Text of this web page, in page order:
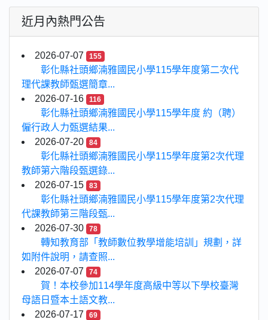
近月內熱門公告
2026-07-07 155
彰化縣社頭鄉湳雅國民小學115學年度第二次代
理代課教師甄選簡章...
2026-07-16
116
彰化縣社頭鄉湳雅國民小學115學年度 約（聘）
僱行政人力甄選結果...
2026-07-20
84
彰化縣社頭鄉湳雅國民小學115學年度第2次代理
教師第六階段甄選錄...
2026-07-15
83
彰化縣社頭鄉湳雅國民小學115學年度第2次代理
代課教師第三階段甄...
2026-07-30
78
轉知教育部「教師數位教學增能培訓」規劃，詳
如附件說明，請查照...
2026-07-07
74
賀！本校參加114學年度高級中等以下學校臺灣
母語日暨本土語文教...
2026-07-17
69